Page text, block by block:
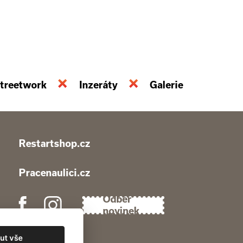
Inzeráty Galerie
Restartshop.cz
Pracenaulici.cz
Odběr
novinek
vše